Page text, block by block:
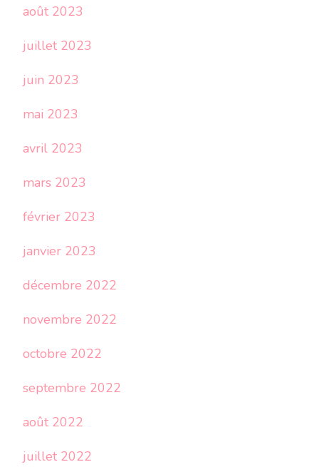
août 2023
juillet 2023
juin 2023
mai 2023
avril 2023
mars 2023
février 2023
janvier 2023
décembre 2022
novembre 2022
octobre 2022
septembre 2022
août 2022
juillet 2022